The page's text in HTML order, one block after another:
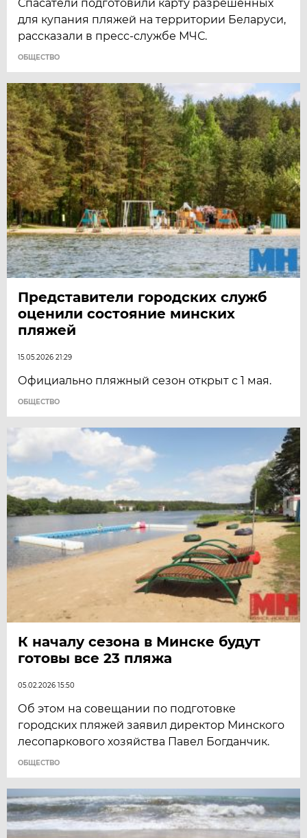
Спасатели подготовили карту разрешенных
для купания пляжей на территории Беларуси,
рассказали в пресс-службе МЧС.
ОБЩЕСТВО
Представители городских служб
оценили состояние минских
пляжей
15.05.2026 21:29
Официально пляжный сезон открыт с 1 мая.
ОБЩЕСТВО
К началу сезона в Минске будут
готовы все 23 пляжа
05.02.2026 15:50
Об этом на совещании по подготовке
городских пляжей заявил директор Минского
лесопаркового хозяйства Павел Богданчик.
ОБЩЕСТВО